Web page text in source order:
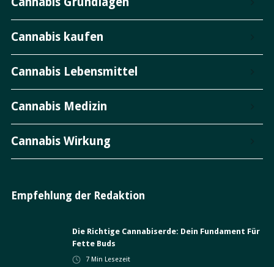
Cannabis kaufen
Cannabis Lebensmittel
Cannabis Medizin
Cannabis Wirkung
Empfehlung der Redaktion
Die Richtige Cannabiserde: Dein Fundament Für
Fette Buds
7 Min Lesezeit